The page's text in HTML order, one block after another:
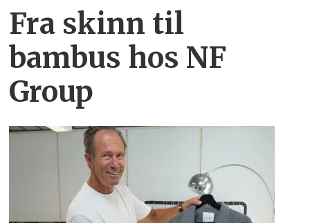
Fra skinn til
bambus hos NF
Group